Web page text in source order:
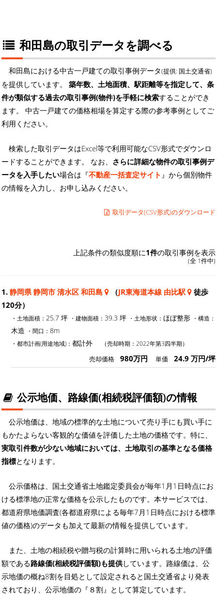
和田島の取引データを調べる
和田島における中古一戸建ての取引事例データ(提供: 国土交通省)
を提供しています。 築年数、土地面積、駅距離等を指定して、条
件が類似する過去の取引事例(物件)を手軽に検索することができ
ます。 中古一戸建ての価格相場を算定する際の参考事例としてご
利用ください。
検索した取引データはExcel等で利用可能なCSV形式でダウンロ
ードすることができます。 なお、 さらに詳細な物件の取引事例デ
ータを入手したい場合は『不動産一括査定サイト 』から個別物件
の情報を入力し、お申し込みください。
取引データ(CSV形式)のダウンロード
上記条件の類似度順に1件の取引事例を表示
(全 1件中)
1. 静岡県 静岡市 清水区 和田島 （JR東海道本線 由比駅
徒歩
120分）
・土地面積： 25.7 坪 ・建物面積： 39.3 坪 ・土地形状： ほぼ整形 ・構造：
木造 ・間口： 8m
・都市計画(用途地域)： 都計外 （売却時期：2022年第3四半期）
売却価格 980万円 単価 24.9 万円/坪
公示地価、路線価(相続税評価額)の情報
公示地価は、地域の標準的な土地について売り手にも買い手に
もかたよらない客観的な価値を評価した土地の価格です。特に、
実取引件数が少ない地域においては、土地取引の基準となる価格
指標となります。
公示価格は、国土交通省土地鑑定委員会が毎年1月1日時点にお
ける標準地の正常な価格を公示したものです。本サービスでは、
都道府県地価調査(各都道府県による毎年7月1日時点における標準
値の価格)のデータも加えて最新の情報を提供しています。
また、土地の相続税や贈与税の計算時に用いられる土地の評価
額である路線価(相続税評価額)も提供しています。路線価は、公
示地価の概ね8割を目処として設定されると国土交通省より発表
されており、公示地価の『８割』として算定しています。